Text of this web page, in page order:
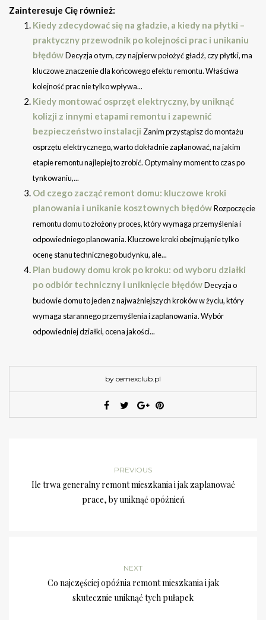
Zainteresuje Cię również:
Kiedy zdecydować się na gładzie, a kiedy na płytki –
praktyczny przewodnik po kolejności prac i unikaniu
błędówDecyzja o tym, czy najpierw położyć gładź, czy płytki, ma
kluczowe znaczenie dla końcowego efektu remontu. Właściwa
kolejność prac nie tylko wpływa...
Kiedy montować osprzęt elektryczny, by uniknąć
kolizji z innymi etapami remontu i zapewnić
bezpieczeństwo instalacji Zanim przystąpisz do montażu
osprzętu elektrycznego, warto dokładnie zaplanować, na jakim
etapie remontu najlepiej to zrobić. Optymalny moment to czas po
tynkowaniu,...
Od czego zacząć remont domu: kluczowe kroki
planowania i unikanie kosztownych błędówRozpoczęcie
remontu domu to złożony proces, który wymaga przemyślenia i
odpowiedniego planowania. Kluczowe kroki obejmują nie tylko
ocenę stanu technicznego budynku, ale...
Plan budowy domu krok po kroku: od wyboru działki
po odbiór techniczny i uniknięcie błędówDecyzja o
budowie domu to jeden z najważniejszych kroków w życiu, który
wymaga starannego przemyślenia i zaplanowania. Wybór
odpowiedniej działki, ocena jakości...
by cemexclub.pl
PREVIOUS
Ile trwa generalny remont mieszkania i jak zaplanować
prace, by uniknąć opóźnień
NEXT
Co najczęściej opóźnia remont mieszkania i jak
skutecznie uniknąć tych pułapek